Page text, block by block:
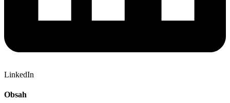
LinkedIn
Obsah